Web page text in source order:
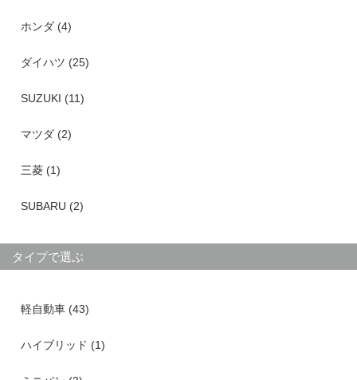
ホンダ (4)
ダイハツ (25)
SUZUKI (11)
マツダ (2)
三菱 (1)
SUBARU (2)
タイプで選ぶ
軽自動車 (43)
ハイブリッド (1)